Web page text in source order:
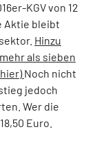
KGV von 12
Aktie bleibt
Hinzu
als sieben
Noch nicht
jedoch
Wer die
Euro.